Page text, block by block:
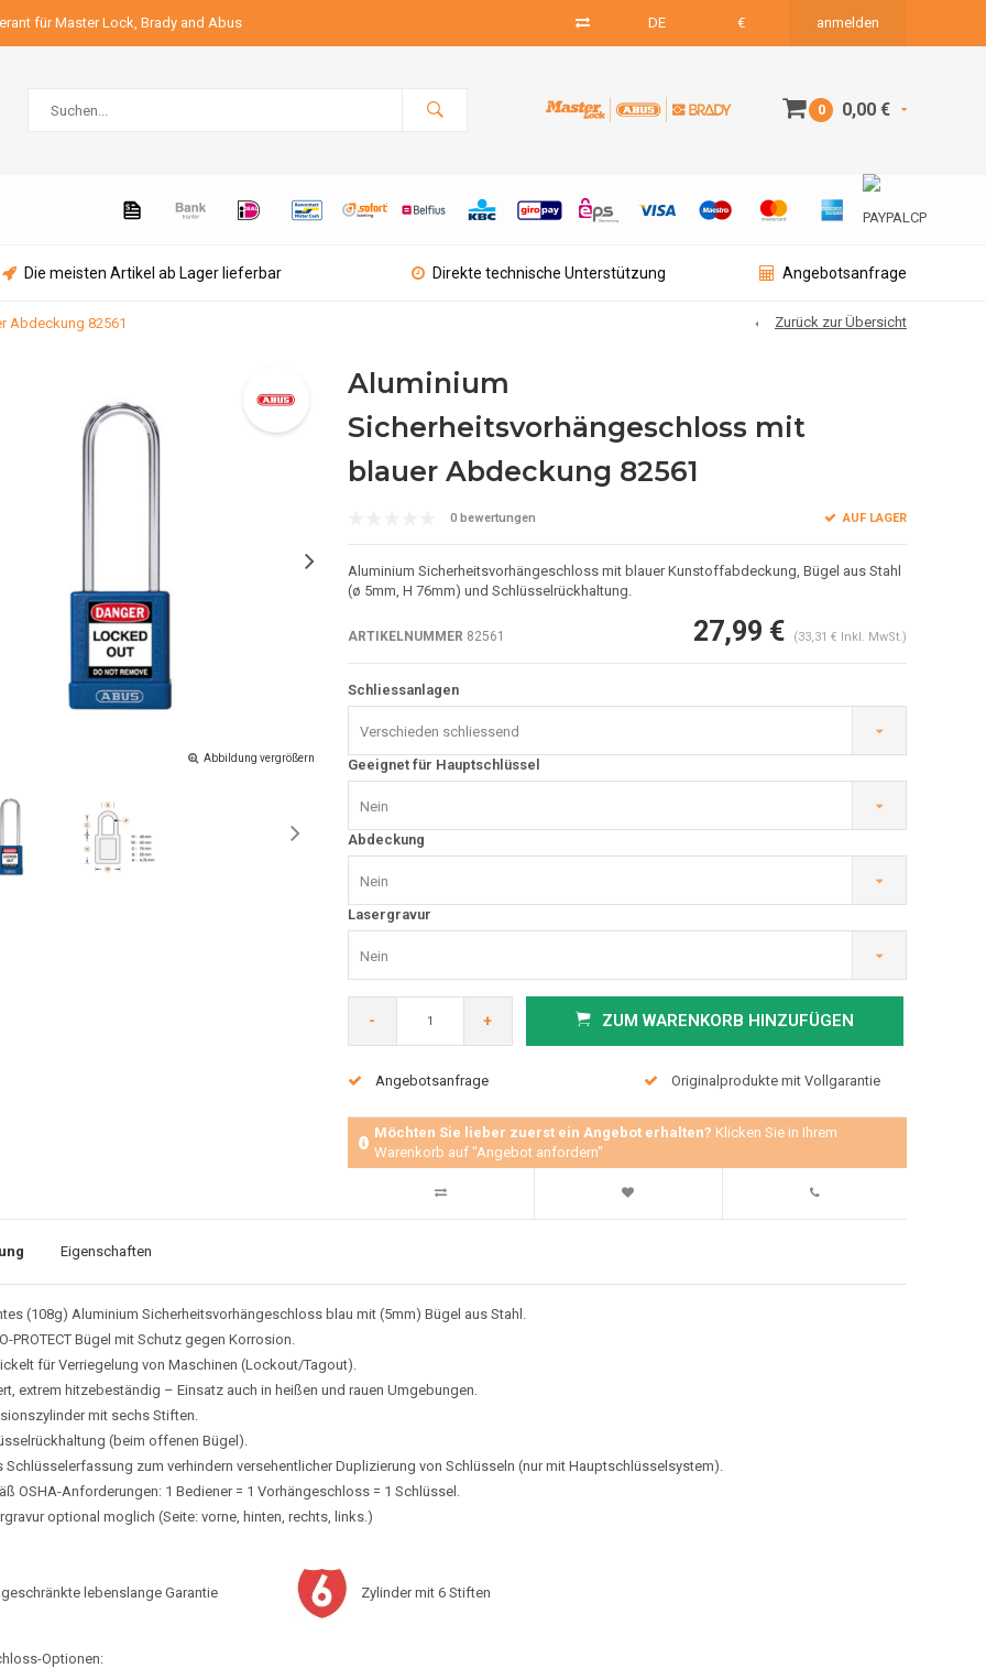
für Master Lock, Brady and Abus DE € anmelden
0 0,00 €
Die meisten Artikel ab Lager lieferbar Direkte technische Unterstützung Angebotsanfrage
Abdeckung 82561 Zurück zur Übersicht
Abbildung vergrößern Abbildung vergrößern
Aluminium
Sicherheitsvorhängeschloss mit
blauer Abdeckung 82561
0 bewertungen AUF LAGER
Aluminium Sicherheitsvorhängeschloss mit blauer Kunstoffabdeckung, Bügel aus Stahl
(ø 5mm, H 76mm) und Schlüsselrückhaltung.
ARTIKELNUMMER 82561 27,99 € (33,31 € Inkl. MwSt.)
Schliessanlagen
Verschieden schliessend
Geeignet für Hauptschlüssel
Nein
Abdeckung
Nein
Lasergravur
Nein
- + ZUM WARENKORB HINZUFÜGEN
Angebotsanfrage Originalprodukte mit Vollgarantie
Möchten Sie lieber zuerst ein Angebot erhalten? Klicken Sie in Ihrem
Warenkorb auf "Angebot anfordern"
Eigenschaften
(108g) Aluminium Sicherheitsvorhängeschloss blau mit (5mm) Bügel aus Stahl.
PROTECT Bügel mit Schutz gegen Korrosion.
für Verriegelung von Maschinen (Lockout/Tagout).
extrem hitzebeständig – Einsatz auch in heißen und rauen Umgebungen.
mit sechs Stiften.
(beim offenen Bügel).
Schlüsselerfassung zum verhindern versehentlicher Duplizierung von Schlüsseln (nur mit Hauptschlüsselsystem).
OSHA-Anforderungen: 1 Bediener = 1 Vorhängeschloss = 1 Schlüssel.
optional moglich (Seite: vorne, hinten, rechts, links.)
lebenslange Garantie Zylinder mit 6 Stiften
Optionen: